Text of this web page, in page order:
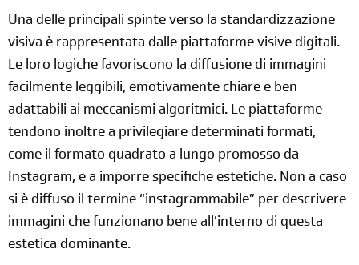
Una delle principali spinte verso la standardizzazione
visiva è rappresentata dalle piattaforme visive digitali.
Le loro logiche favoriscono la diffusione di immagini
facilmente leggibili, emotivamente chiare e ben
adattabili ai meccanismi algoritmici. Le piattaforme
tendono inoltre a privilegiare determinati formati,
come il formato quadrato a lungo promosso da
Instagram, e a imporre specifiche estetiche. Non a caso
si è diffuso il termine “instagrammabile” per descrivere
immagini che funzionano bene all’interno di questa
estetica dominante.